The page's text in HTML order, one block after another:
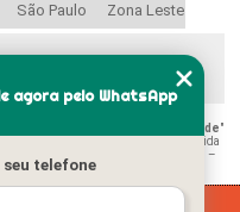
São Paulo Zona Leste
Educação Infantil Casa Verde"
mesmo citando nossos links, é proibida
autoral – artigo 184 do Código Penal –
agora pelo WhatsApp
seu telefone